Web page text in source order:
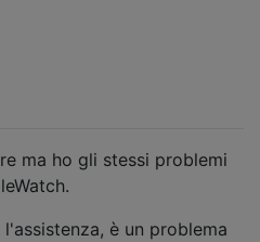
ma ho gli stessi problemi
è un problema